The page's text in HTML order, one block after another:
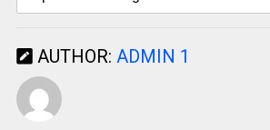
AUTHOR: ADMIN 1